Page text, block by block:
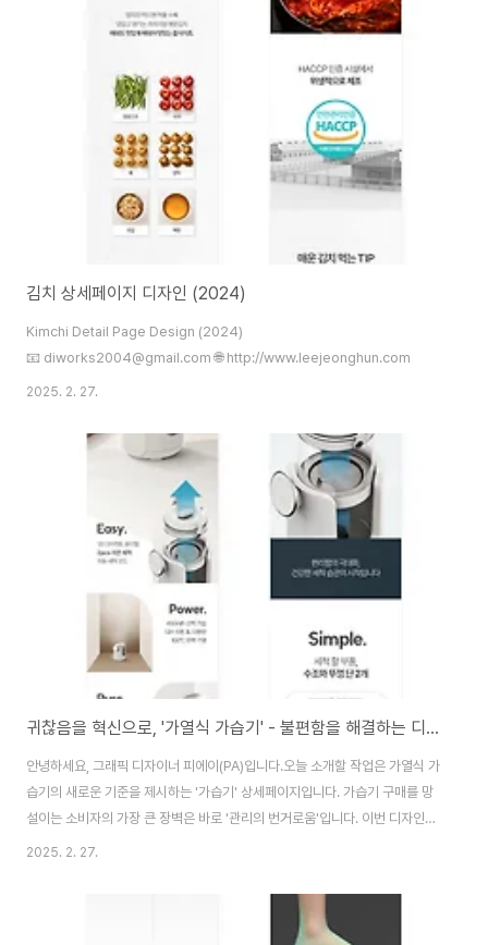
김치 상세페이지 디자인 (2024)
Kimchi Detail Page Design (2024)
📧 diworks2004@gmail.com 🌐 http://www.leejeonghun.com
2025. 2. 27.
귀찮음을 혁신으로, '가열식 가습기' - 불편함을 해결하는 디자인 (2024)
안녕하세요, 그래픽 디자이너 피에이(PA)입니다.오늘 소개할 작업은 가열식 가
습기의 새로운 기준을 제시하는 '가습기' 상세페이지입니다. 가습기 구매를 망
설이는 소비자의 가장 큰 장벽은 바로 '관리의 번거로움'입니다. 이번 디자인은
제품의 예쁜 외관을 보여주는 것을 넘어, 소비자가 겪는 '귀찮음'과 '불안함'이
하는 데 집중했습니다. 주요 디자인 포인트불편함을 해결하는 직관적인 연출
(Solution for Pain Points) "가습기는 닦기 힘들다"는 고정관념을 깨기 위
2025. 2. 27.